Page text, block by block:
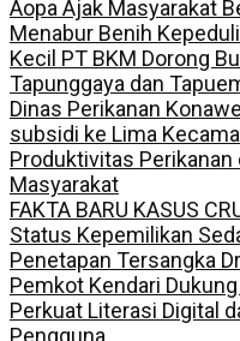
Aopa Ajak Masyarakat
Menabur Benih
Kecil PT BKM Dorong
Tapunggaya dan
Dinas Perikanan
subsidi ke Lima
Produktivitas
Masyarakat
FAKTA BARU KASUS
Status Kepemilikan
Penetapan Tersangka
Pemkot Kendari
Perkuat Literasi Digital
Pengguna